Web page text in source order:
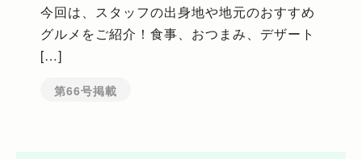
今回は、スタッフの出身地や地元のおすすめ
グルメをご紹介！食事、おつまみ、デザート
[…]
第66号掲載